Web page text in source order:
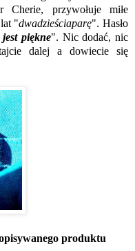
przywołuje miłe
"dwadzieściaparę". Hasło
piękne". Nic dodać, nic
dalej a dowiecie się
produktu